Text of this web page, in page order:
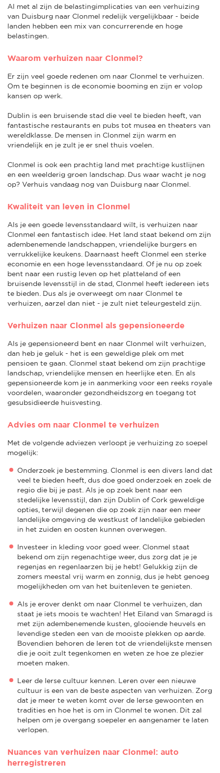
Al met al zijn de belastingimplicaties van een verhuizing
van Duisburg naar Clonmel redelijk vergelijkbaar - beide
landen hebben een mix van concurrerende en hoge
belastingen.
Waarom verhuizen naar Clonmel?
Er zijn veel goede redenen om naar Clonmel te verhuizen.
Om te beginnen is de economie booming en zijn er volop
kansen op werk.
Dublin is een bruisende stad die veel te bieden heeft, van
fantastische restaurants en pubs tot musea en theaters van
wereldklasse. De mensen in Clonmel zijn warm en
vriendelijk en je zult je er snel thuis voelen.
Clonmel is ook een prachtig land met prachtige kustlijnen
en een weelderig groen landschap. Dus waar wacht je nog
op? Verhuis vandaag nog van Duisburg naar Clonmel.
Kwaliteit van leven in Clonmel
Als je een goede levensstandaard wilt, is verhuizen naar
Clonmel een fantastisch idee. Het land staat bekend om zijn
adembenemende landschappen, vriendelijke burgers en
verrukkelijke keukens. Daarnaast heeft Clonmel een sterke
economie en een hoge levensstandaard. Of je nu op zoek
bent naar een rustig leven op het platteland of een
bruisende levensstijl in de stad, Clonmel heeft iedereen iets
te bieden. Dus als je overweegt om naar Clonmel te
verhuizen, aarzel dan niet - je zult niet teleurgesteld zijn.
Verhuizen naar Clonmel als gepensioneerde
Als je gepensioneerd bent en naar Clonmel wilt verhuizen,
dan heb je geluk - het is een geweldige plek om met
pensioen te gaan. Clonmel staat bekend om zijn prachtige
landschap, vriendelijke mensen en heerlijke eten. En als
gepensioneerde kom je in aanmerking voor een reeks royale
voordelen, waaronder gezondheidszorg en toegang tot
gesubsidieerde huisvesting.
Advies om naar Clonmel te verhuizen
Met de volgende adviezen verloopt je verhuizing zo soepel
mogelijk:
Onderzoek je bestemming. Clonmel is een divers land dat
veel te bieden heeft, dus doe goed onderzoek en zoek de
regio die bij je past. Als je op zoek bent naar een
stedelijke levensstijl, dan zijn Dublin of Cork geweldige
opties, terwijl degenen die op zoek zijn naar een meer
landelijke omgeving de westkust of landelijke gebieden
in het zuiden en oosten kunnen overwegen.
Investeer in kleding voor goed weer. Clonmel staat
bekend om zijn regenachtige weer, dus zorg dat je je
regenjas en regenlaarzen bij je hebt! Gelukkig zijn de
zomers meestal vrij warm en zonnig, dus je hebt genoeg
mogelijkheden om van het buitenleven te genieten.
Als je erover denkt om naar Clonmel te verhuizen, dan
staat je iets moois te wachten! Het Eiland van Smaragd is
met zijn adembenemende kusten, glooiende heuvels en
levendige steden een van de mooiste plekken op aarde.
Bovendien behoren de Ieren tot de vriendelijkste mensen
die je ooit zult tegenkomen en weten ze hoe ze plezier
moeten maken.
Leer de Ierse cultuur kennen. Leren over een nieuwe
cultuur is een van de beste aspecten van verhuizen. Zorg
dat je meer te weten komt over de Ierse gewoonten en
tradities en hoe het is om in Clonmel te wonen. Dit zal
helpen om je overgang soepeler en aangenamer te laten
verlopen.
Nuances van verhuizen naar Clonmel: auto
herregistreren